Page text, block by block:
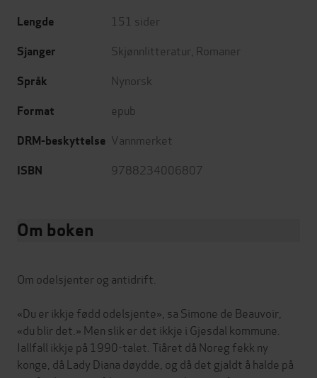
Lengde 151 sider
Sjanger Skjønnlitteratur Romaner
Språk Nynorsk
Format epub
DRM-beskyttelse Vannmerket
ISBN 9788234006807
Om boken
Om odelsjenter og antidrift.
«Du er ikkje fødd odelsjente», sa Simone de Beauvoir,
«du blir det.» Men slik er det ikkje i Gjesdal kommune.
Iallfall ikkje på 1990-talet. Tiåret då Noreg fekk ny
konge, då Lady Diana døydde, og då det gjaldt å halde på